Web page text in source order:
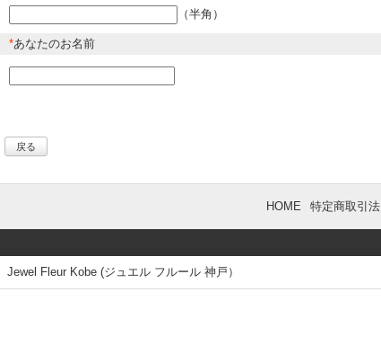
（半角）
*あなたのお名前
戻る
HOME 特定商取引
Jewel Fleur Kobe (ジュエル フルール 神戸）